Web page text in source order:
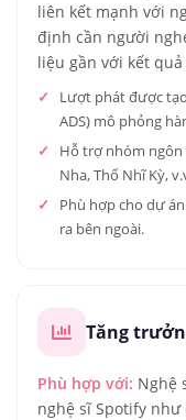
liên kết mạnh với
định cần người
liệu gần với kết
Lượt phát được
ADS) mô phỏng
Hỗ trợ nhóm ngôn
Nha, Thổ Nhĩ Kỳ,
Phù hợp cho dự
ra bên ngoài.
Tăng
Phù hợp với: Nghệ
nghệ sĩ Spotify